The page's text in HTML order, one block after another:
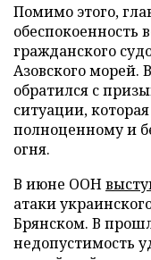
Помимо этого,
гражданского
Азовского морей.
обратился с
ситуации,
полноценному и
огня.
В июне ООН
атаки
Брянском. В
недопустимость